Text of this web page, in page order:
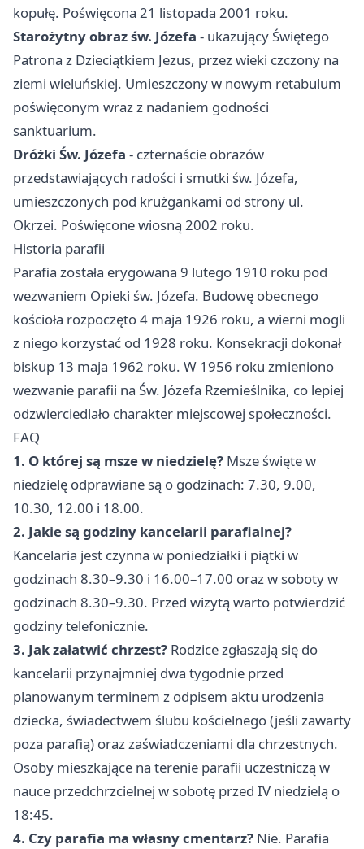
kopułę. Poświęcona 21 listopada 2001 roku.
Starożytny obraz św. Józefa - ukazujący Świętego
Patrona z Dzieciątkiem Jezus, przez wieki czczony na
ziemi wieluńskiej. Umieszczony w nowym retabulum
poświęconym wraz z nadaniem godności
sanktuarium.
Dróżki Św. Józefa - czternaście obrazów
przedstawiających radości i smutki św. Józefa,
umieszczonych pod krużgankami od strony ul.
Okrzei. Poświęcone wiosną 2002 roku.
Historia parafii
Parafia została erygowana 9 lutego 1910 roku pod
wezwaniem Opieki św. Józefa. Budowę obecnego
kościoła rozpoczęto 4 maja 1926 roku, a wierni mogli
z niego korzystać od 1928 roku. Konsekracji dokonał
biskup 13 maja 1962 roku. W 1956 roku zmieniono
wezwanie parafii na Św. Józefa Rzemieślnika, co lepiej
odzwierciedlało charakter miejscowej społeczności.
FAQ
1. O której są msze w niedzielę? Msze święte w
niedzielę odprawiane są o godzinach: 7.30, 9.00,
10.30, 12.00 i 18.00.
2. Jakie są godziny kancelarii parafialnej?
Kancelaria jest czynna w poniedziałki i piątki w
godzinach 8.30–9.30 i 16.00–17.00 oraz w soboty w
godzinach 8.30–9.30. Przed wizytą warto potwierdzić
godziny telefonicznie.
3. Jak załatwić chrzest? Rodzice zgłaszają się do
kancelarii przynajmniej dwa tygodnie przed
planowanym terminem z odpisem aktu urodzenia
dziecka, świadectwem ślubu kościelnego (jeśli zawarty
poza parafią) oraz zaświadczeniami dla chrzestnych.
Osoby mieszkające na terenie parafii uczestniczą w
nauce przedchrzcielnej w sobotę przed IV niedzielą o
18:45.
4. Czy parafia ma własny cmentarz? Nie. Parafia